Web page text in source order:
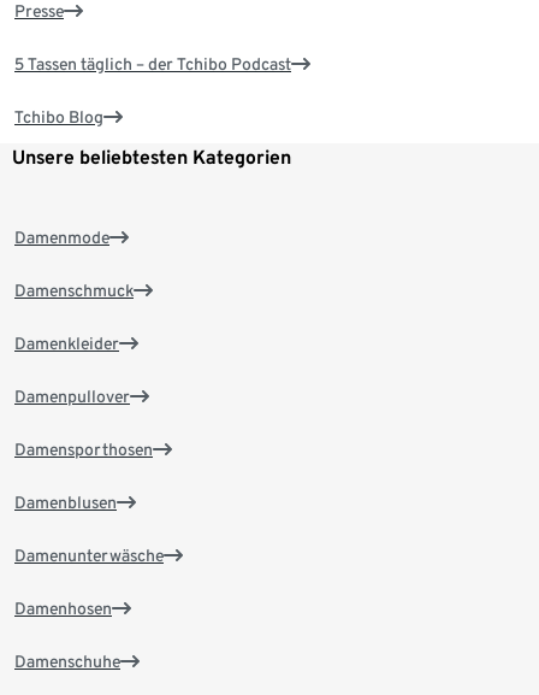
Presse
5 Tassen täglich – der Tchibo Podcast
Tchibo Blog
Unsere beliebtesten Kategorien
Damenmode
Damenschmuck
Damenkleider
Damenpullover
Damensporthosen
Damenblusen
Damenunterwäsche
Damenhosen
Damenschuhe